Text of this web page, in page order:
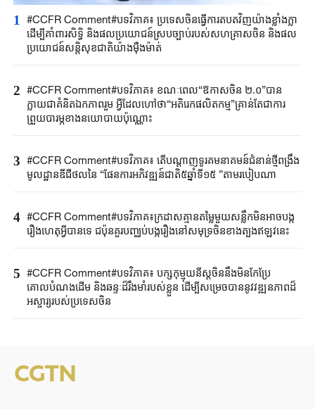
1
#CCFR Comment#បទវិភាគ៖ ប្រទេសចិនធ្វើការតបតវិញយ៉ាងខ្លាំងក្លា
ដើម្បីគាំពារសិទ្ធិ និងផលប្រយោជន៍ស្របច្បាប់របស់សហគ្រាសចិន និងផល
ប្រយោជន៍សន្តិសុខជាតិយ៉ាងម៉ឺងម៉ាត់
2 #CCFR Comment#បទវិភាគ៖ ខណៈពេល“ឱកាសចិន ២.០”បាន
ក្លាយជាគំនិតឯកភាពរួម អ្វីដែលហៅថា“អតិរេកផលិតកម្ម”គ្រាន់តែជាការ
ព្រួយបារម្ភខាងនយោបាយប៉ុណ្ណោះ
3 #CCFR Comment#បទវិភាគ៖ តើបណ្តាញទូរគមនាគមន៍ជំនាន់ថ្មីពង្រឹង
មូលដ្ឋានឌីជីថលនៃ “ផែនការអភិវឌ្ឍន៍ជាតិ៥ឆ្នាំទី១៥ ”តាមរបៀបណា
4 #CCFR​ Comment#​បទវិភាគ៖ក្រដាសគ្មានតម្លៃមួយសន្លឹកមិន​អាច​បង្ក
រឿង​ហេតុអ្វីបានទេ ជប៉ុន​គួរ​បញ្ឈប់បង្ករឿងនៅសមុទ្រចិនខាងត្បូងឥឡូវនេះ
5 #CCFR Comment#បទវិភាគ៖ បក្សកុម្មុយនីស្តចិននឹងមិនកែប្រែ
គោលបំណងដើម និងឆន្ទៈដ៏រឹងមាំរបស់ខ្លួន ដើម្បីសម្រេចបាននូវវឌ្ឍនភាពដ៏
អស្ចារ្យរបស់ប្រទេសចិន